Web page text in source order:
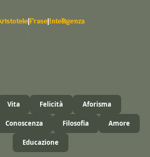
|Frase|Intelligenza
Vita Felicità Aforisma
Conoscenza Filosofia Amore
Educazione